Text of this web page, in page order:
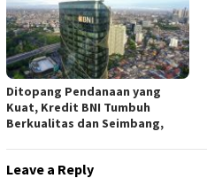
Ditopang Pendanaan yang
Kuat, Kredit BNI Tumbuh
Berkualitas dan Seimbang,
Leave a Reply